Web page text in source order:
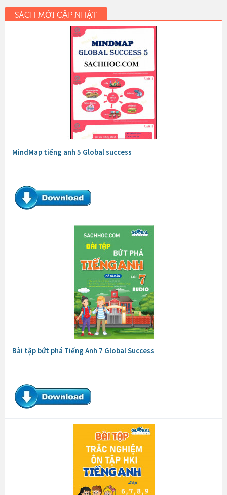
SÁCH MỚI CẬP NHẬT
MindMap tiếng anh 5 Global success
Bài tập bứt phá Tiếng Anh 7 Global Success